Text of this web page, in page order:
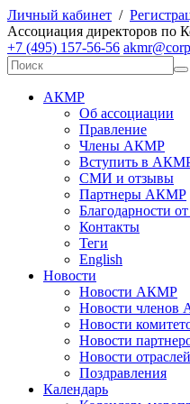
Личный кабинет /
Ассоциация директоров по К
+7 (495) 157-56-56
АКМР
Об ассоциации
Правление
Члены АКМР
Вступить в
СМИ и отзывы
Партнеры АКМР
Благодарности
Контакты
Теги
English
Новости
Новости АКМР
Новости
Новости
Новости
Новости отраслей
Поздравления
Календарь